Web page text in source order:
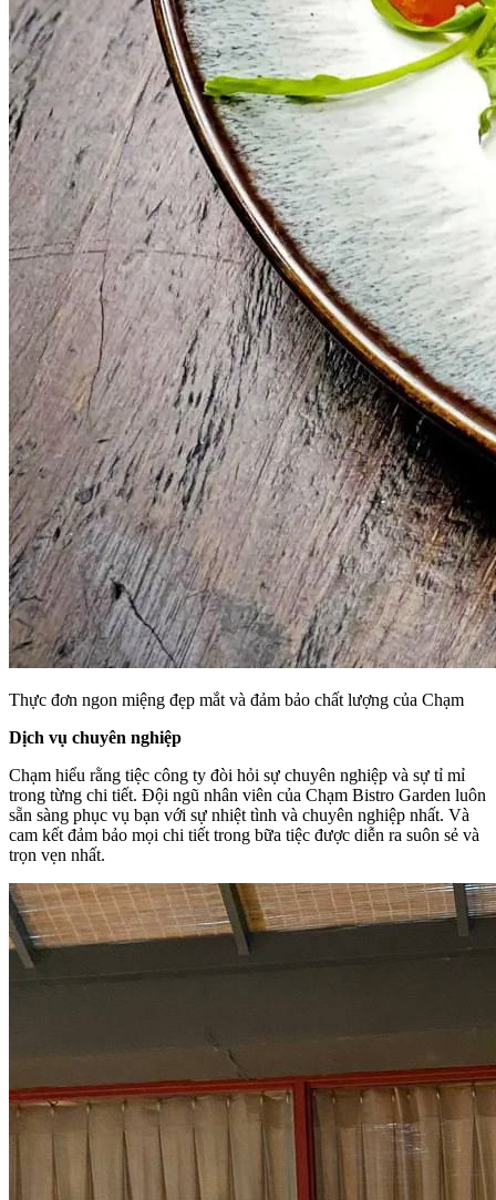
Thực đơn ngon miệng đẹp mắt và đảm bảo chất lượng của Chạm
Dịch vụ chuyên nghiệp
Chạm hiểu rằng tiệc công ty đòi hỏi sự chuyên nghiệp và sự tỉ mỉ
trong từng chi tiết. Đội ngũ nhân viên của Chạm Bistro Garden luôn
sẵn sàng phục vụ bạn với sự nhiệt tình và chuyên nghiệp nhất. Và
cam kết đảm bảo mọi chi tiết trong bữa tiệc được diễn ra suôn sẻ và
trọn vẹn nhất.